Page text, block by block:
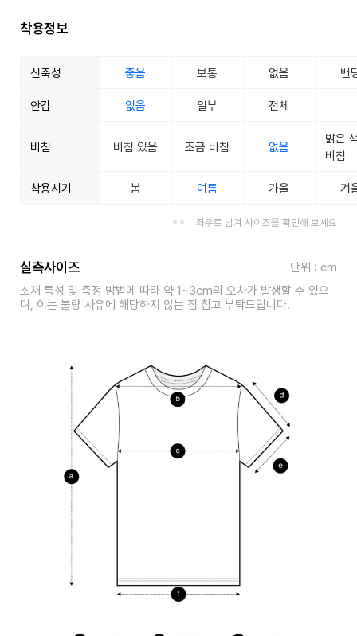
착용정보
신축성 좋음 보통 없음 밴
안감 없음 일부 전체
비침 비침 있음 조금 비침 없음
밝은
비침
착용시기 봄 여름 가을 겨
좌우로 넘겨 사이즈를 확인해 보세요
실측사이즈
단위 : cm
소재 특성 및 측정 방법에 따라 약 1~3cm의 오차가 발생할 수 있으
며, 이는 불량 사유에 해당하지 않는 점 참고 부탁드립니다.